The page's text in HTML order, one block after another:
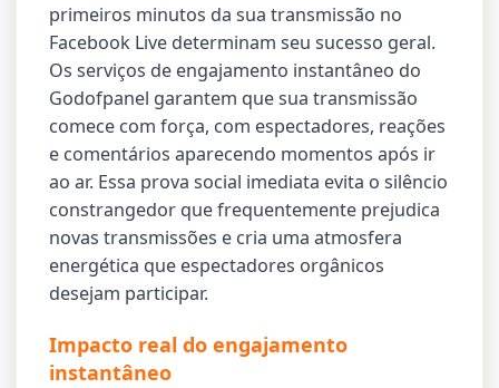
primeiros minutos da sua transmissão no
Facebook Live determinam seu sucesso geral.
Os serviços de engajamento instantâneo do
Godofpanel garantem que sua transmissão
comece com força, com espectadores, reações
e comentários aparecendo momentos após ir
ao ar. Essa prova social imediata evita o silêncio
constrangedor que frequentemente prejudica
novas transmissões e cria uma atmosfera
energética que espectadores orgânicos
desejam participar.
Impacto real do engajamento
instantâneo